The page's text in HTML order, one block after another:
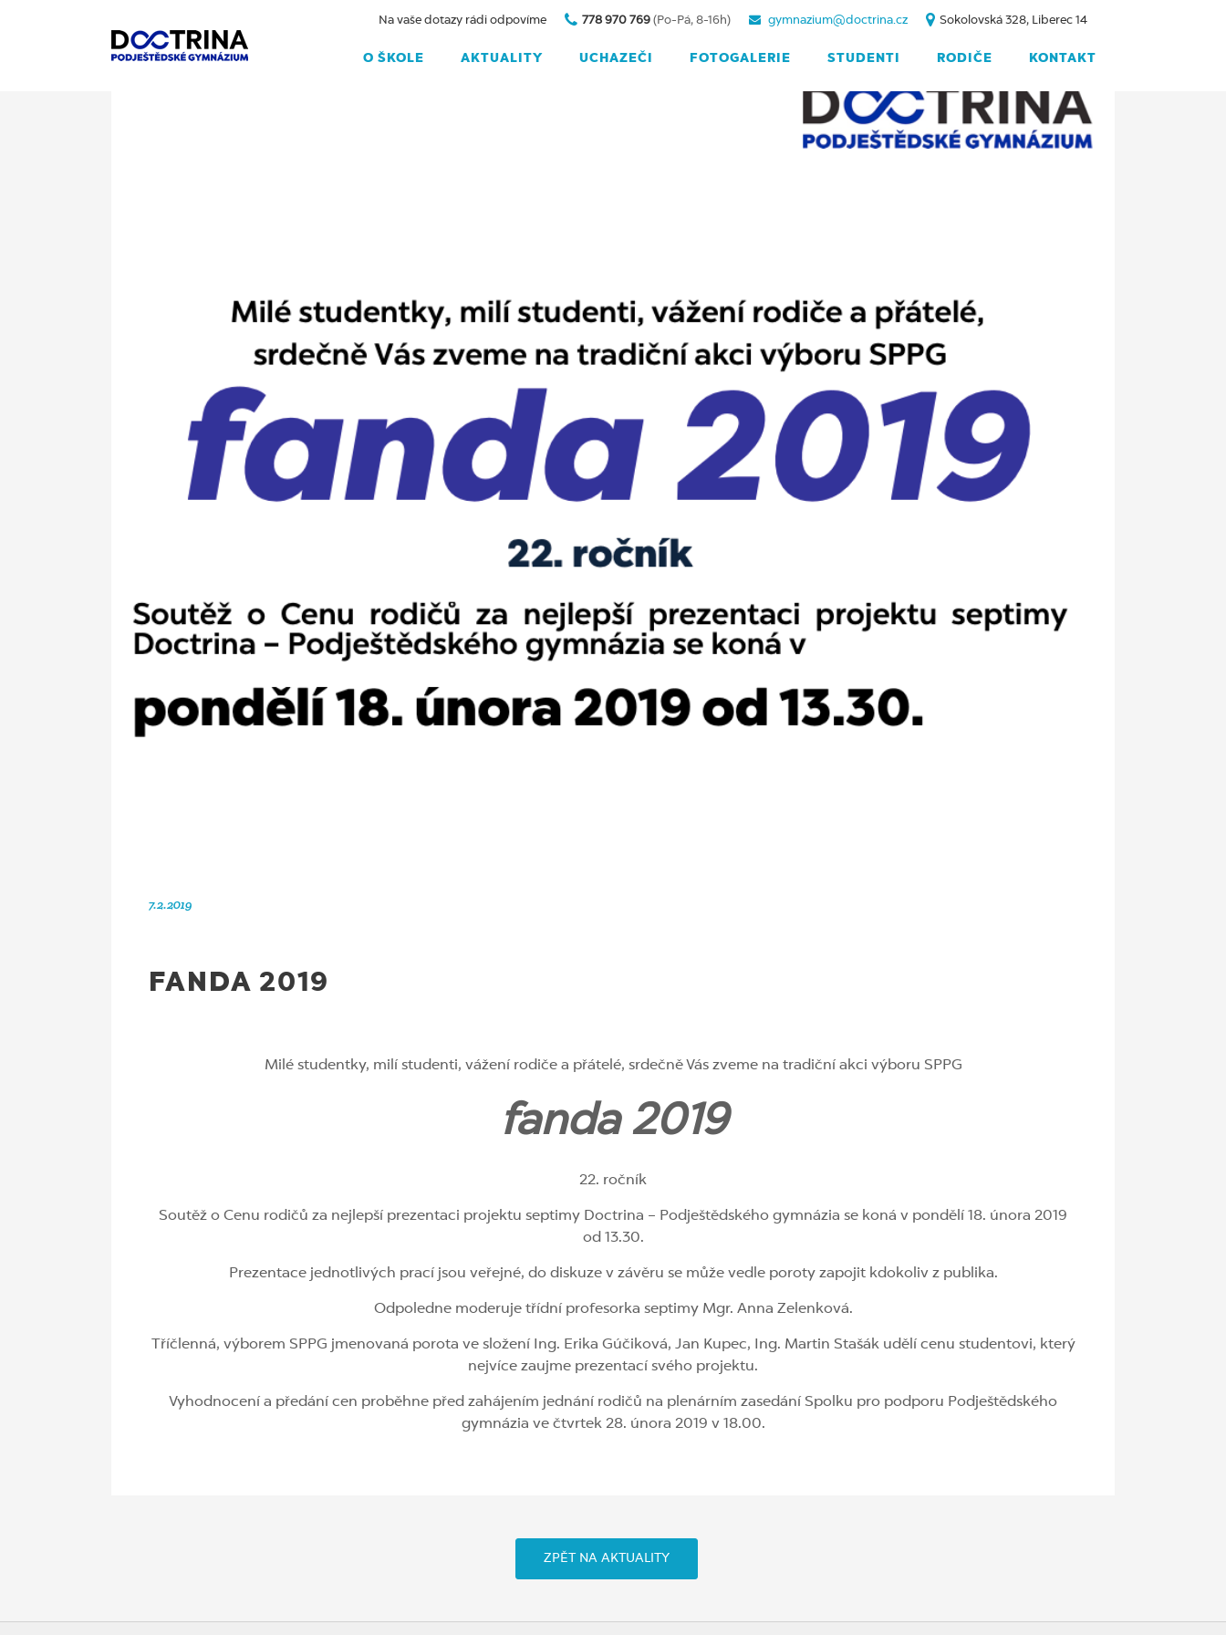
O ŠKOLE AKTUALITY UCHAZEČI FOTOGALERIE STUDENTI RODIČE KONTAKT
Na vaše dotazy rádi odpovíme 778 970 769 (Po-Pá, 8-16h) gymnazium@doctrina.cz Sokolovská 328, Liberec 14
7.2.2019
FANDA 2019
Milé studentky, milí studenti, vážení rodiče a přátelé, srdečně Vás zveme na tradiční akci výboru SPPG
fanda 2019
22. ročník
Soutěž o Cenu rodičů za nejlepší prezentaci projektu septimy Doctrina – Podještědského gymnázia se koná v pondělí 18. února 2019
od 13.30.
Prezentace jednotlivých prací jsou veřejné, do diskuze v závěru se může vedle poroty zapojit kdokoliv z publika.
Odpoledne moderuje třídní profesorka septimy Mgr. Anna Zelenková.
Tříčlenná, výborem SPPG jmenovaná porota ve složení Ing. Erika Gúčiková, Jan Kupec, Ing. Martin Stašák udělí cenu studentovi, který
nejvíce zaujme prezentací svého projektu.
Vyhodnocení a předání cen proběhne před zahájením jednání rodičů na plenárním zasedání Spolku pro podporu Podještědského
gymnázia ve čtvrtek 28. února 2019 v 18.00.
ZPĚT NA AKTUALITY